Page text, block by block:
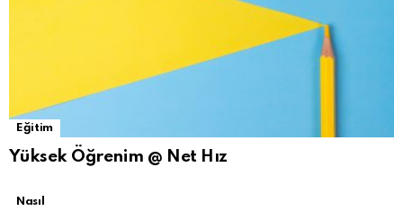
Eğitim
Yüksek Öğrenim @ Net Hız
Nasıl